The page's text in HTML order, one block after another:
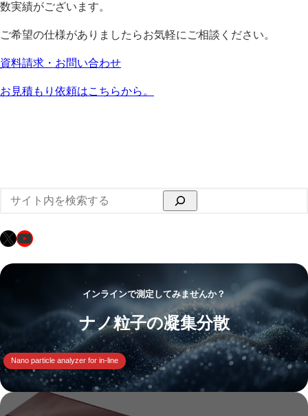
数実績がございます。
ご希望の仕様がありましたらお気軽にご相談ください。
資料請求・お問い合わせ
お見積もり依頼はこちらから。
検
索
X YouTube
インラインで測定してみませんか？
ナノ粒子の凝集分散
Nano particle analyzer for in-line